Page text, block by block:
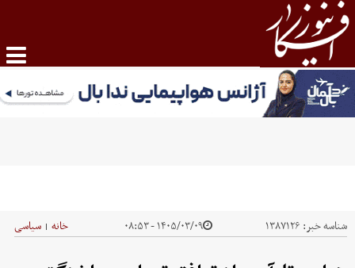
شناسه خبر: ۱۳۸۷۱۲۶ ۱۴۰۵/۰۳/۰۹ - ۰۸:۵۳ خانه | سیاسی